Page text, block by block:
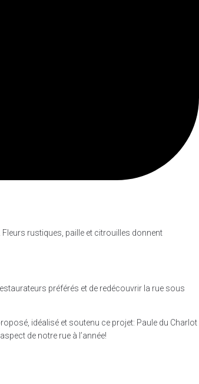
rustiques, paille et citrouilles donnent
préférés et de redécouvrir la rue sous
idéalisé et soutenu ce projet: Paule du Charlot
de notre rue à l’année!